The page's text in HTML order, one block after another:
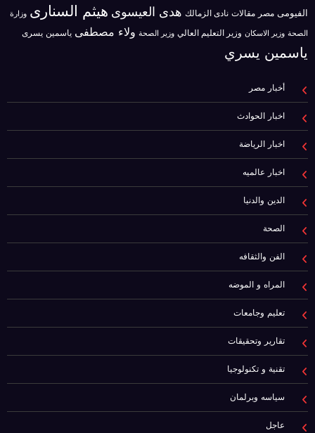
الفيومى مصر مقالات نادى الزمالك هدى العيسوى هيثم السنارى وزارة
الصحة وزير الاسكان وزير التعليم العالي وزير الصحة ولاء مصطفى ياسمين يسرى
ياسمين يسري
أخبار مصر
اخبار الحوادث
اخبار الرياضة
اخبار عالميه
الدين والدنيا
الصحة
الفن والثقافه
المراه و الموضه
تعليم وجامعات
تقارير وتحقيقات
تقنية و تكنولوجيا
سياسه وبرلمان
عاجل